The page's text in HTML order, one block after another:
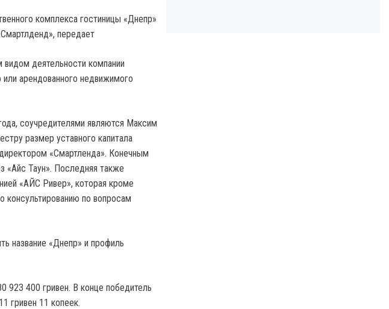
комплекса гостиницы «Днепр»
передает
деятельности компании
арендованного недвижимого
соучредителями являются Максим
размер уставного капитала
«Смартленда». Конечным
«Айс Таун». Последняя также
«АЙС Ривер», которая кроме
консультированию по вопросам
название «Днепр» и профиль
923 400 гривен. В конце победитель
гривен 11 копеек.